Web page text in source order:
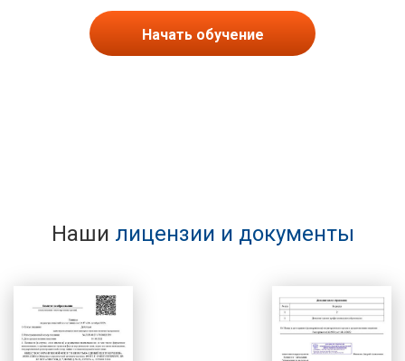
Начать обучение
Наши лицензии и документы